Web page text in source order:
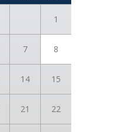
1
7 8
14 15
21 22